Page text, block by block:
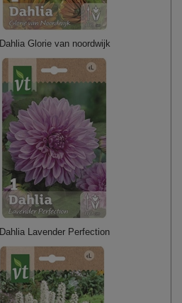
Dahlia Glorie van noordwijk
Dahlia Lavender Perfection